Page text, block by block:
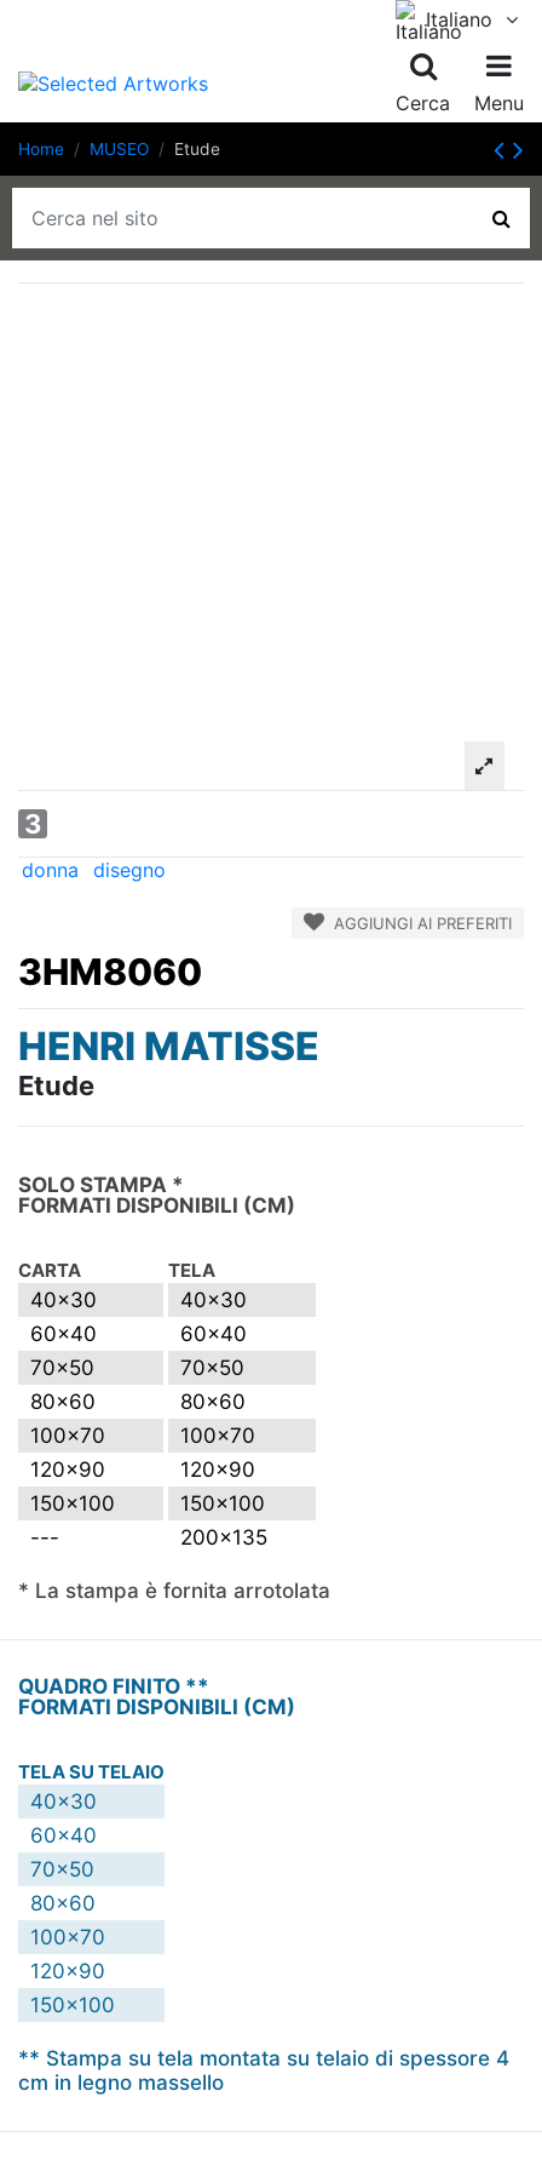
Italiano
Cerca Menu
Home MUSEO Etude
3
donna disegno
AGGIUNGI AI PREFERITI
3HM8060
HENRI MATISSE
Etude
SOLO STAMPA *
FORMATI DISPONIBILI (CM)
CARTA TELA
40x30
40x30
60x40
60x40
70x50
70x50
80x60
80x60
100x70
100x70
120x90
120x90
150x100
150x100
---
200x135
* La stampa è fornita arrotolata
QUADRO FINITO **
FORMATI DISPONIBILI (CM)
TELA SU TELAIO
40x30
60x40
70x50
80x60
100x70
120x90
150x100
** Stampa su tela montata su telaio di spessore 4
cm in legno massello